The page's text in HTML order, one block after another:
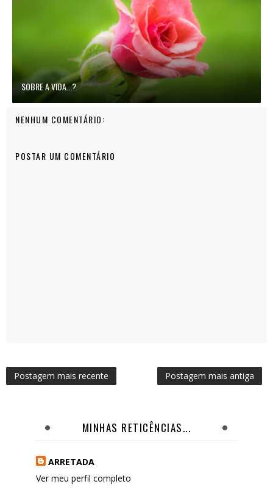
SOBRE A VIDA...?
NENHUM COMENTÁRIO:
POSTAR UM COMENTÁRIO
Postagem mais recente Postagem mais antiga
MINHAS RETICÊNCIAS...
ARRETADA
Ver meu perfil completo